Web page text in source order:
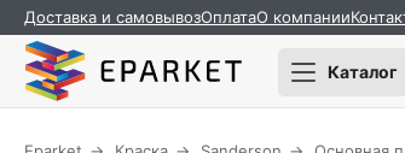
Доставка и самовывозОплатаО компании
Каталог